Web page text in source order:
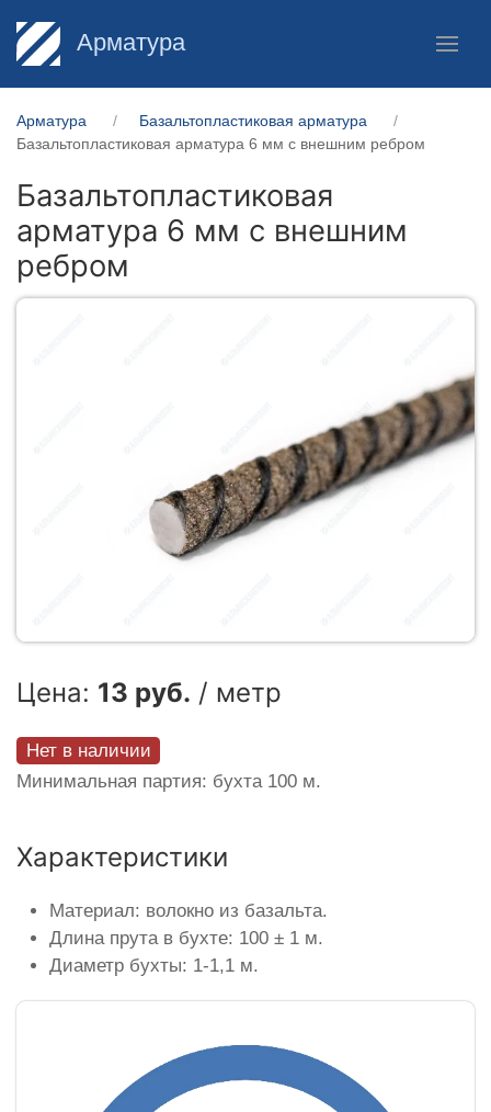
Арматура
Арматура
Базальтопластиковая арматура
Базальтопластиковая арматура 6 мм с внешним ребром
Базальтопластиковая
арматура 6 мм с внешним
ребром
Цена: 13 руб. / метр
Нет в наличии
Минимальная партия: бухта 100 м.
Характеристики
Материал: волокно из базальта.
Длина прута в бухте: 100 ± 1 м.
Диаметр бухты: 1-1,1 м.